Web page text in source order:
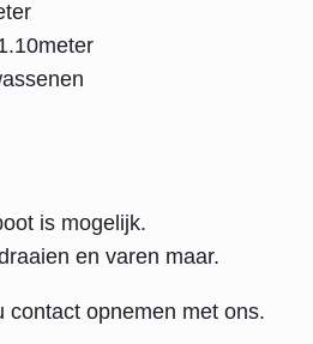
is mogelijk.
en varen maar.
contact opnemen met ons.